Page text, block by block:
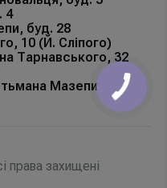
4
буд. 28
10 (Й. Сліпого)
Тарнавського, 32
Мазепи, 168Б
права захищені